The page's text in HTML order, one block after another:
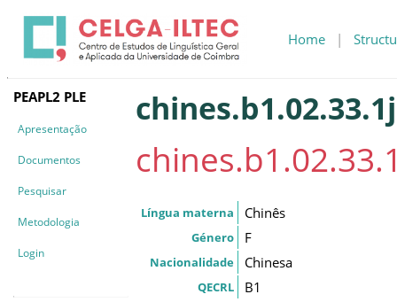
Home |
PEAPL2 PLE
Apresentação
Documentos
Pesquisar
Metodologia
Login
chines.b1.02.33.1j
Língua materna Chinês
Género F
Nacionalidade Chinesa
QECRL B1